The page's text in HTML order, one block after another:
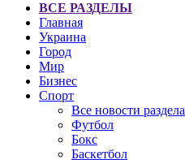
ВСЕ РАЗДЕЛЫ
Главная
Украина
Город
Мир
Бизнес
Спорт
Все новости раздела
Футбол
Бокс
Баскетбол